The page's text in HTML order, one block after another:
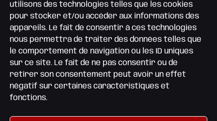
utilisons des technologies telles que les cookies
pour stocker et/ou accéder aux informations des
appareils. Le fait de consentir à ces technologies
nous permettra de traiter des données telles que
le comportement de navigation ou les ID uniques
sur ce site. Le fait de ne pas consentir ou de
retirer son consentement peut avoir un effet
négatif sur certaines caractéristiques et
fonctions.
Cliquez pour accepter les cookies